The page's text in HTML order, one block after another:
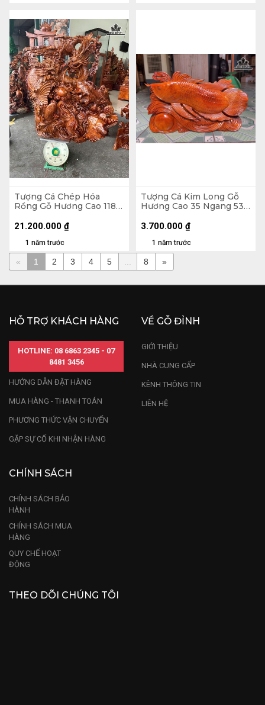
Tượng Cá Chép Hóa
Rồng Gỗ Hương Cao 118
1 năm trước
21.200.000 ₫
Tượng Cá Kim Long Gỗ
Hương Cao 35 Ngang 53
1 năm trước
3.700.000 ₫
« 1 2 3 4 5 8 »
HỖ TRỢ KHÁCH HÀNG
HOTLINE: 08 6863 2345 - 07
8481 3456
HƯỚNG DẪN ĐẶT HÀNG
MUA HÀNG - THANH TOÁN
PHƯƠNG THỨC VẬN CHUYỂN
GẶP SỰ CỐ KHI NHẬN HÀNG
VỀ GỖ ĐỈNH
GIỚI THIỆU
NHÀ CUNG CẤP
KÊNH THÔNG TIN
LIÊN HỆ
CHÍNH SÁCH
CHÍNH SÁCH BẢO
HÀNH
CHÍNH SÁCH MUA
HÀNG
QUY CHẾ HOẠT
ĐỘNG
THEO DÕI CHÚNG TÔI